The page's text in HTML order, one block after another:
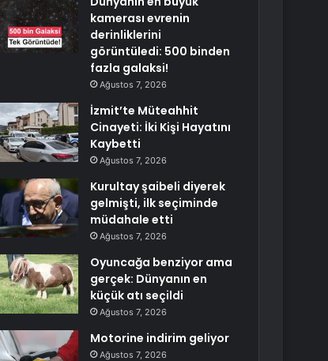
kamerası evrenin
derinliklerini
görüntüledi: 500 binden
fazla galaksi!
Ağustos 7, 2026
İzmit’te Müteahhit
Cinayeti: İki Kişi Hayatını
Kaybetti
Ağustos 7, 2026
Kurultay şaibeli diyerek
gelmişti, ilk seçiminde
müdahale etti
Ağustos 7, 2026
Oyuncağa benziyor ama
gerçek: Dünyanın en
küçük atı seçildi
Ağustos 7, 2026
Motorine indirim geliyor
Ağustos 7, 2026